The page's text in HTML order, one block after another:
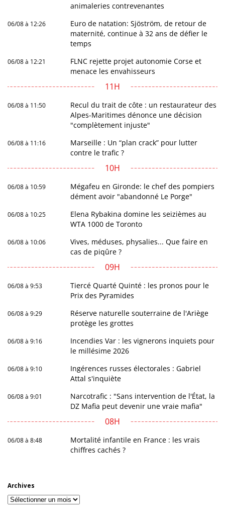
animaleries contrevenantes
06/08 à 12:26
Euro de natation: Sjöström, de retour de
maternité, continue à 32 ans de défier le
temps
06/08 à 12:21
FLNC rejette projet autonomie Corse et
menace les envahisseurs
11H
06/08 à 11:50
Recul du trait de côte : un restaurateur des
Alpes-Maritimes dénonce une décision
"complètement injuste"
06/08 à 11:16
Marseille : Un “plan crack” pour lutter
contre le trafic ?
10H
06/08 à 10:59
Mégafeu en Gironde: le chef des pompiers
dément avoir "abandonné Le Porge"
06/08 à 10:25
Elena Rybakina domine les seizièmes au
WTA 1000 de Toronto
06/08 à 10:06
Vives, méduses, physalies... Que faire en
cas de piqûre ?
09H
06/08 à 9:53
Tiercé Quarté Quinté : les pronos pour le
Prix des Pyramides
06/08 à 9:29
Réserve naturelle souterraine de l'Ariège
protège les grottes
06/08 à 9:16
Incendies Var : les vignerons inquiets pour
le millésime 2026
06/08 à 9:10
Ingérences russes électorales : Gabriel
Attal s'inquiète
06/08 à 9:01
Narcotrafic : "Sans intervention de l'État, la
DZ Mafia peut devenir une vraie mafia"
08H
06/08 à 8:48
Mortalité infantile en France : les vrais
chiffres cachés ?
Archives
Archives